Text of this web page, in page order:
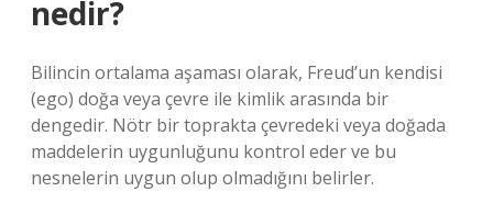
nedir?
Bilincin ortalama aşaması olarak, Freud’un kendisi
(ego) doğa veya çevre ile kimlik arasında bir
dengedir. Nötr bir toprakta çevredeki veya doğada
maddelerin uygunluğunu kontrol eder ve bu
nesnelerin uygun olup olmadığını belirler.